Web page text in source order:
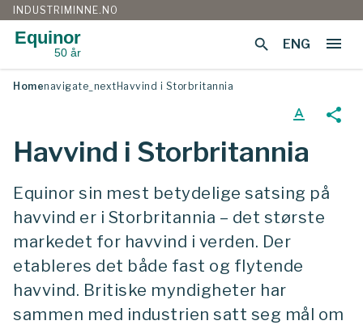
menu
INDUSTRIMINNE.NO
Equinor
50 år search ENG
Homenavigate_next Havvind i Storbritannia
Havvind i Storbritannia
text_format share
Equinor sin mest betydelige satsing på
havvind er i Storbritannia – det største
markedet for havvind i verden. Der
etableres det både fast og flytende
havvind. Britiske myndigheter har
sammen med industrien satt seg mål om